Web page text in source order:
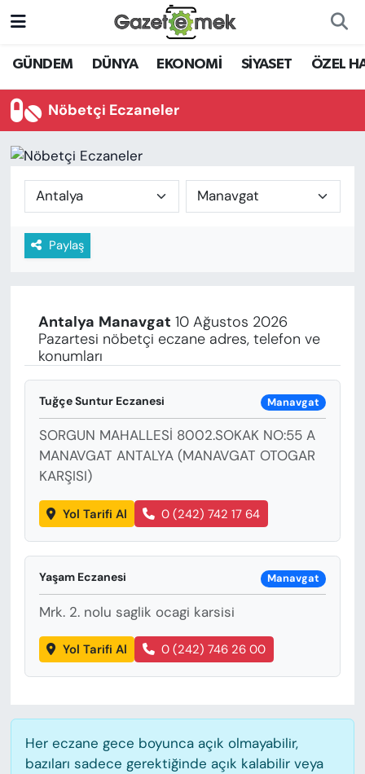
GÜNDEM DÜNYA EKONOMİ SİYASET ÖZEL
Nöbetçi Eczaneler
Paylaş
Antalya Manavgat 10 Ağustos 2026
Pazartesi nöbetçi eczane adres, telefon ve
konumları
Tuğçe Suntur Eczanesi Manavgat
SORGUN MAHALLESİ 8002.SOKAK NO:55 A
MANAVGAT ANTALYA (MANAVGAT OTOGAR
KARŞISI)
Yol Tarifi Al 0 (242) 742 17 64
Yaşam Eczanesi Manavgat
Mrk. 2. nolu saglik ocagi karsisi
Yol Tarifi Al 0 (242) 746 26 00
Her eczane gece boyunca açık olmayabilir,
bazıları sadece gerektiğinde açık kalabilir veya
DÜNYA
EKONOMİ
YENİ MEDYADA EMEK
GAZETECİLİĞİNİ GELİŞTİRMEK
FAYDALI BİLGİLER
EĞİTİM
SAĞLIK
SPOR
KÜLTÜR-SANAT
MAGAZİN
ÖZEL HABER
YAZAR KÖŞESİ
SİYASET
Nöbetçi Eczaneler
Hava Durumu
Trafik Durumu
Haber Arşivi